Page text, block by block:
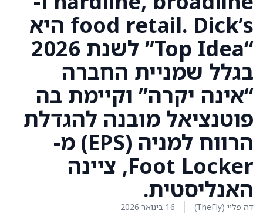
food retail. Dick’s היא
“Top Idea” לשנת 2026
בגלל שמניית החברה
“אינה יקרה” וקיימת בה
פוטנציאל מובנה להגדלת
הרווח למניה (EPS) מ-
Foot Locker, ציינה
האנליסטית.
דה פליי (TheFly) 16 בינואר 2026